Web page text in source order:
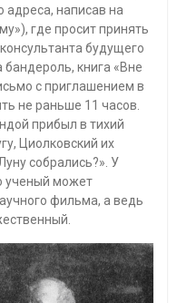
адреса, написав на
где просит принять
будущего
книга «Вне
с приглашением в
не раньше 11 часов.
прибыл в тихий
Циолковский их
собрались?». У
ученый может
фильма, а ведь